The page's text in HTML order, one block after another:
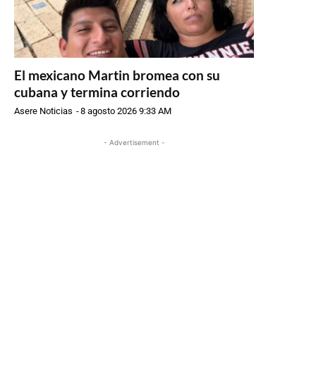
El mexicano Martin bromea con su
cubana y termina corriendo
Asere Noticias -8 agosto 2026 9:33 AM
- Advertisement -